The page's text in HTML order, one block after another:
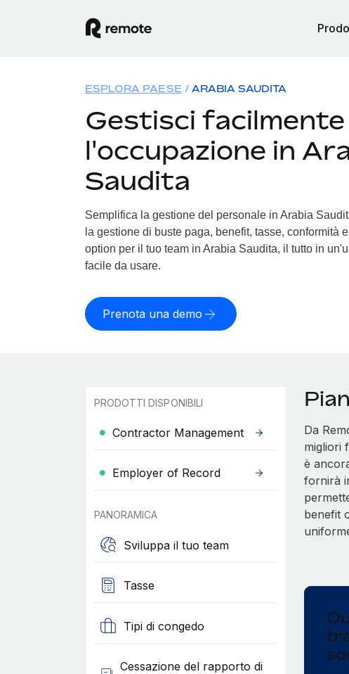
ESPLORA PAESE ARABIA SAUDITA
Gestisci facilmente
l'occupazione in
Saudita
Semplifica la gestione del personale in Arabia
la gestione di buste paga, benefit, tasse, conformità
option per il tuo team in Arabia Saudita, il tutto in
facile da usare.
Prenota una demo
PRODOTTI DISPONIBILI
Contractor Management
Employer of Record
PANORAMICA
Sviluppa il tuo team
Tasse
Tipi di congedo
Cessazione del rapporto di
Da
migliori
è
fornirà
benefit